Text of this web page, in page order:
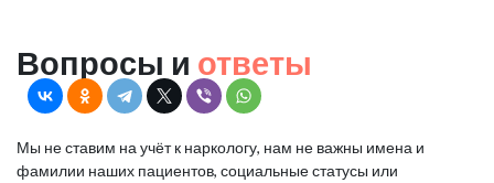
Вопросы и ответы
Мы не ставим на учёт к наркологу, нам не важны имена и
фамилии наших пациентов, социальные статусы или